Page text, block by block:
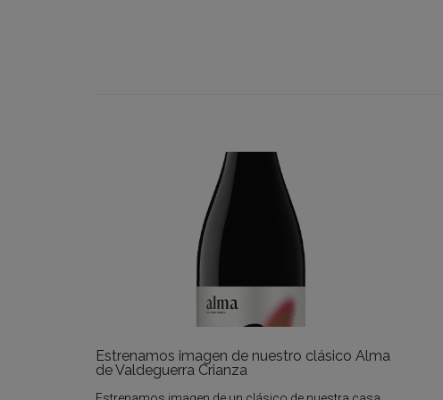
Estrenamos imagen de nuestro clásico Alma
de Valdeguerra Crianza